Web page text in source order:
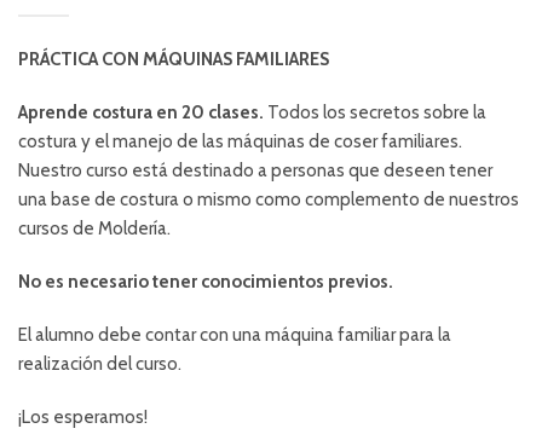
PRÁCTICA CON MÁQUINAS FAMILIARES
Aprende costura en 20 clases. Todos los secretos sobre la
costura y el manejo de las máquinas de coser familiares.
Nuestro curso está destinado a personas que deseen tener
una base de costura o mismo como complemento de nuestros
cursos de Moldería.
No es necesario tener conocimientos previos.
El alumno debe contar con una máquina familiar para la
realización del curso.
¡Los esperamos!